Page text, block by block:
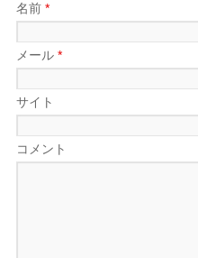
名前*
メール*
サイト
コメント